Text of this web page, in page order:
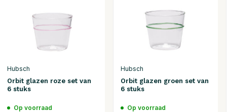
Hubsch
Orbit glazen roze set van
6 stuks
Op voorraad
Hubsch
Orbit glazen groen set van
6 stuks
Op voorraad